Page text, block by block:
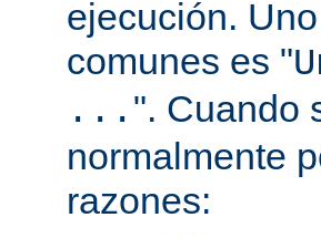
ejecución.
comunes es "
... ". Cuando
normalmente
razones: